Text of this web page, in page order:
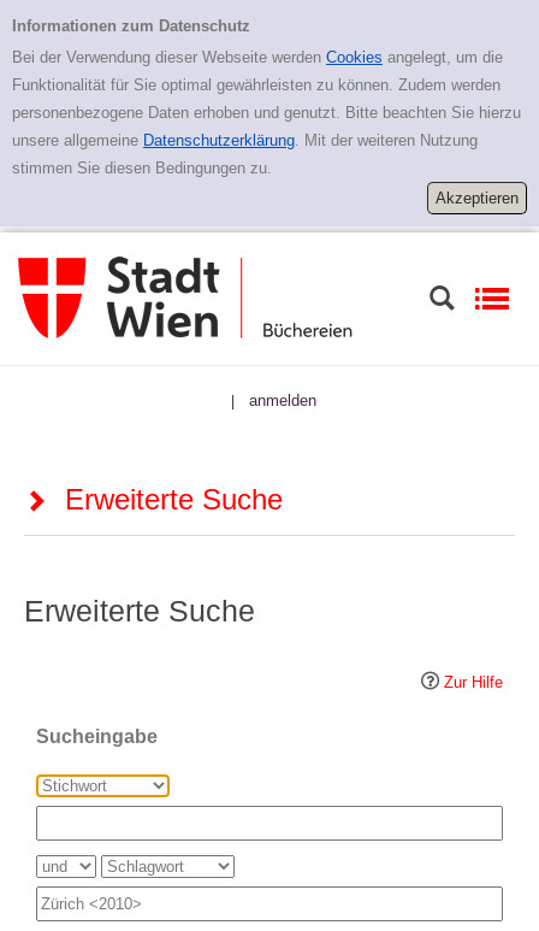
Erweiterte Suche
Informationen zum Datenschutz
Bei der Verwendung dieser Webseite werden Cookies angelegt, um die
Funktionalität für Sie optimal gewährleisten zu können. Zudem werden
personenbezogene Daten erhoben und genutzt. Bitte beachten Sie hierzu
unsere allgemeine Datenschutzerklärung. Mit der weiteren Nutzung
stimmen Sie diesen Bedingungen zu.
| anmelden
Erweiterte Suche
Erweiterte Suche
Zur Hilfe
Sucheingabe